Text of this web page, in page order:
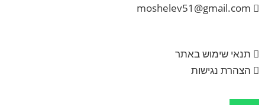
moshelev51@gmail.com
תנאי שימוש באתר
הצהרת נגישות